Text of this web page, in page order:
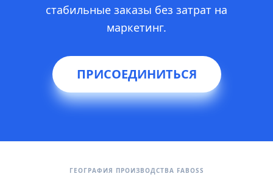
стабильные заказы без затрат на
маркетинг.
ПРИСОЕДИНИТЬСЯ
ГЕОГРАФИЯ ПРОИЗВОДСТВА FABOSS